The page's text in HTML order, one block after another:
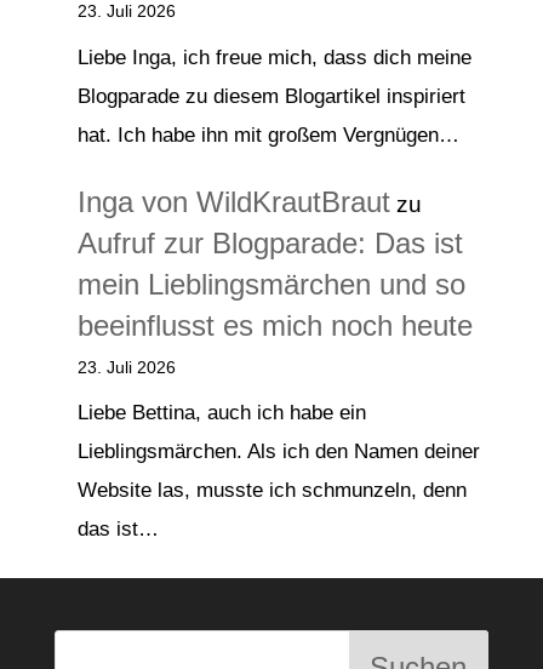
23. Juli 2026
Liebe Inga, ich freue mich, dass dich meine
Blogparade zu diesem Blogartikel inspiriert
hat. Ich habe ihn mit großem Vergnügen…
Inga von WildKrautBrautzu
Aufruf zur Blogparade: Das ist
mein Lieblingsmärchen und so
beeinflusst es mich noch heute
23. Juli 2026
Liebe Bettina, auch ich habe ein
Lieblingsmärchen. Als ich den Namen deiner
Website las, musste ich schmunzeln, denn
das ist…